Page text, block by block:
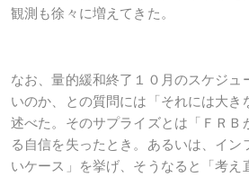
観測も徐々に増えてきた。
なお、量的緩和終了１０月のスケジュ
いのか、との質問には「それには大き
述べた。そのサプライズとは「ＦＲＢ
る自信を失ったとき。あるいは、イン
いケース」を挙げ、そうなると「考え